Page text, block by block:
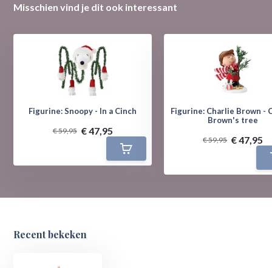
Misschien vind je dit ook interessant
Figurine: Snoopy - In a Cinch
€ 59,95 € 47,95
Figurine: Charlie Brown -
Brown's tree
€ 59,95 € 47,95
Recent bekeken